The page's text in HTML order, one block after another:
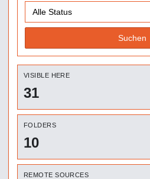
Suchen
VISIBLE HERE
31
FOLDERS
10
REMOTE SOURCES